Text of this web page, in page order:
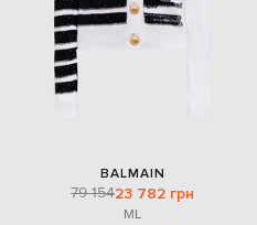
BALMAIN
79 15423 782 грн
ML